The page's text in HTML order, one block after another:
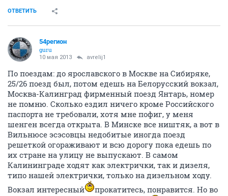
ОТВЕТИТЬ
54регион
guru
10 мая 2013 avrelij1
По поездам: до ярославского в Москве на Сибиряке,
25/26 поезд был, потом едешь на Белорусский вокзал,
Москва-Калинград фирменный поезд Янтарь, номер
не помню. Сколько ездил ничего кроме Российского
паспорта не требовали, хотя мне пофиг, у меня
шенген всегда открыта. В Минске все ништяк, а вот в
Вильнюсе эсэсовцы недобитые иногда поезд
решеткой огораживают и всю дорогу пока едешь по
их стране на улицу не выпускают. В самом
Калининграде ходят как электрички, так и дизеля,
типо нашей электрички, только на дизельном ходу.
Вокзал интересный
прокатитесь, понравится. Но во